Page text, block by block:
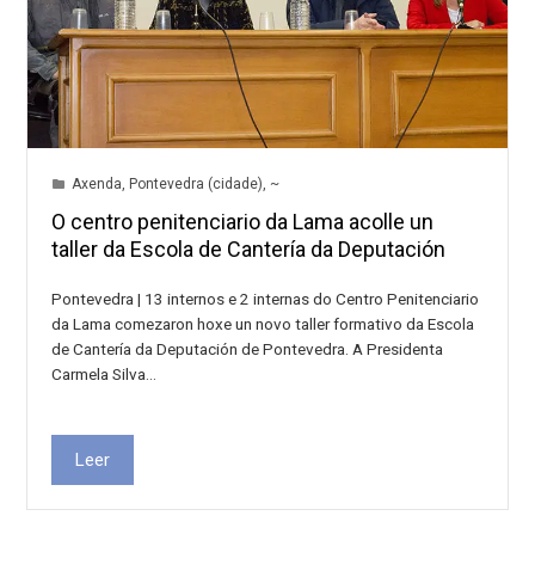
Axenda, Pontevedra (cidade), ~
O centro penitenciario da Lama acolle un
taller da Escola de Cantería da Deputación
Pontevedra | 13 internos e 2 internas do Centro Penitenciario
da Lama comezaron hoxe un novo taller formativo da Escola
de Cantería da Deputación de Pontevedra. A Presidenta
Carmela Silva…
Leer